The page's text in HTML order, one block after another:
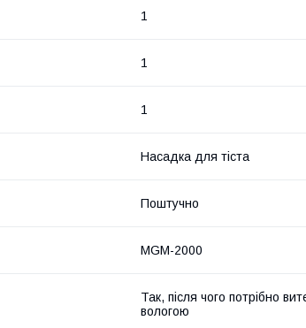
1
1
1
Насадка для тіста
Поштучно
MGM-2000
Так, після чого потрібно
вологою